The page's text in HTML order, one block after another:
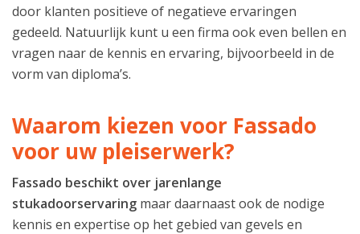
door klanten positieve of negatieve ervaringen
gedeeld. Natuurlijk kunt u een firma ook even bellen en
vragen naar de kennis en ervaring, bijvoorbeeld in de
vorm van diploma’s.
Waarom kiezen voor Fassado
voor uw pleiserwerk?
Fassado beschikt over jarenlange
stukadoorservaring maar daarnaast ook de nodige
kennis en expertise op het gebied van gevels en